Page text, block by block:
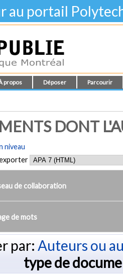
au portail
propos Déposer Parcourir
DONT
niveau
de collaboration
de mots
par: Auteurs ou
type de